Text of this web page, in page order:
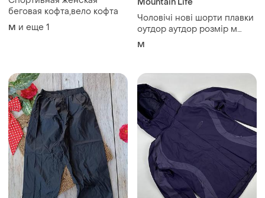
беговая кофта,вело кофта
M и еще 1
Чоловічі нові шорти плавки
оутдор аутдор розмір м
mountain life
M